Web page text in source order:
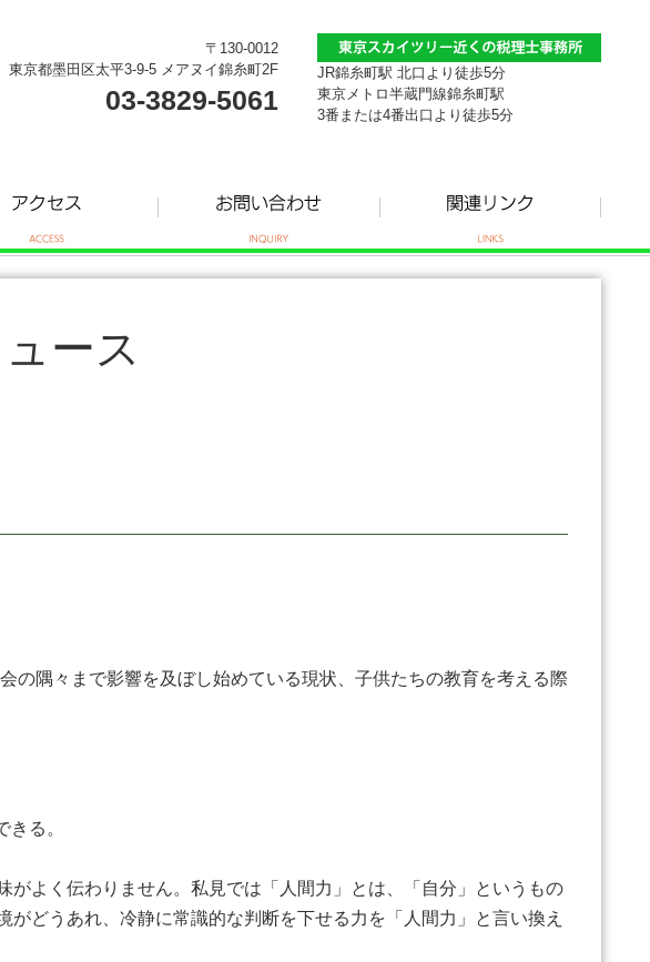
〒130-0012
東京都墨田区太平3-9-5 メアヌイ錦糸町2F
03-3829-5061
JR錦糸町駅 北口より徒歩5分
東京メトロ半蔵門線錦糸町駅
3番または4番出口より徒歩5分
ース
隅々まで影響を及ぼし始めている現状、子供たちの教育を考える際
る。
よく伝わりません。私見では「人間力」とは、「自分」というもの
どうあれ、冷静に常識的な判断を下せる力を「人間力」と言い換え